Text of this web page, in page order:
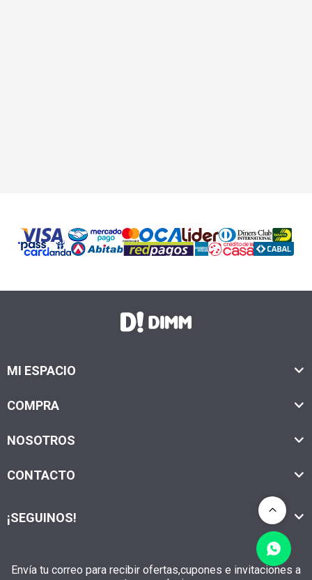
MI ESPACIO
COMPRA
NOSOTROS
CONTACTO
Envía tu correo para recibir ofertas,cupones e invitaciones a
¡SEGUINOS!